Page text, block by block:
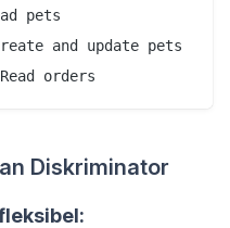
pets
and update pets
Diskriminator